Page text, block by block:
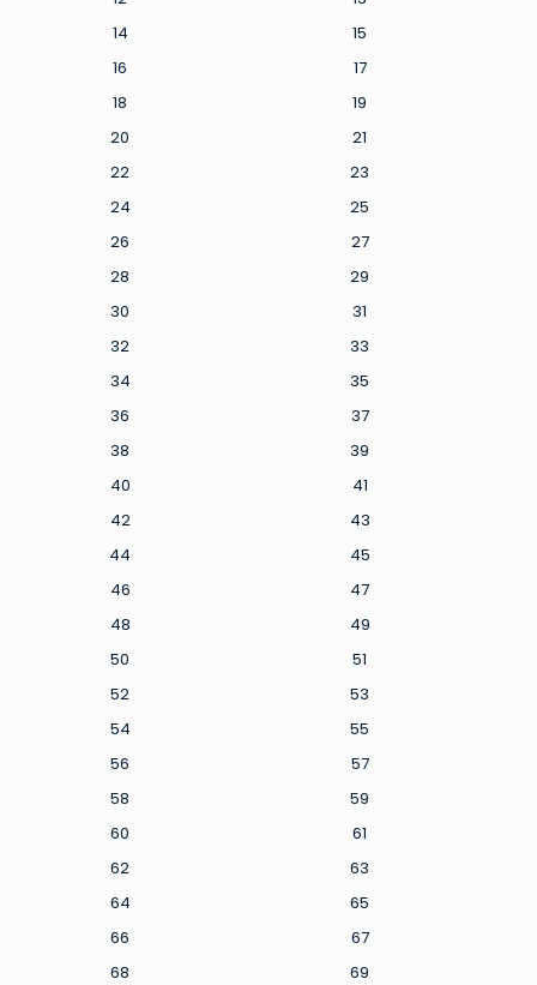
14
15
16
17
18
19
20
21
22
23
24
25
26
27
28
29
30
31
32
33
34
35
36
37
38
39
40
41
42
43
44
45
46
47
48
49
50
51
52
53
54
55
56
57
58
59
60
61
62
63
64
65
66
67
68
69